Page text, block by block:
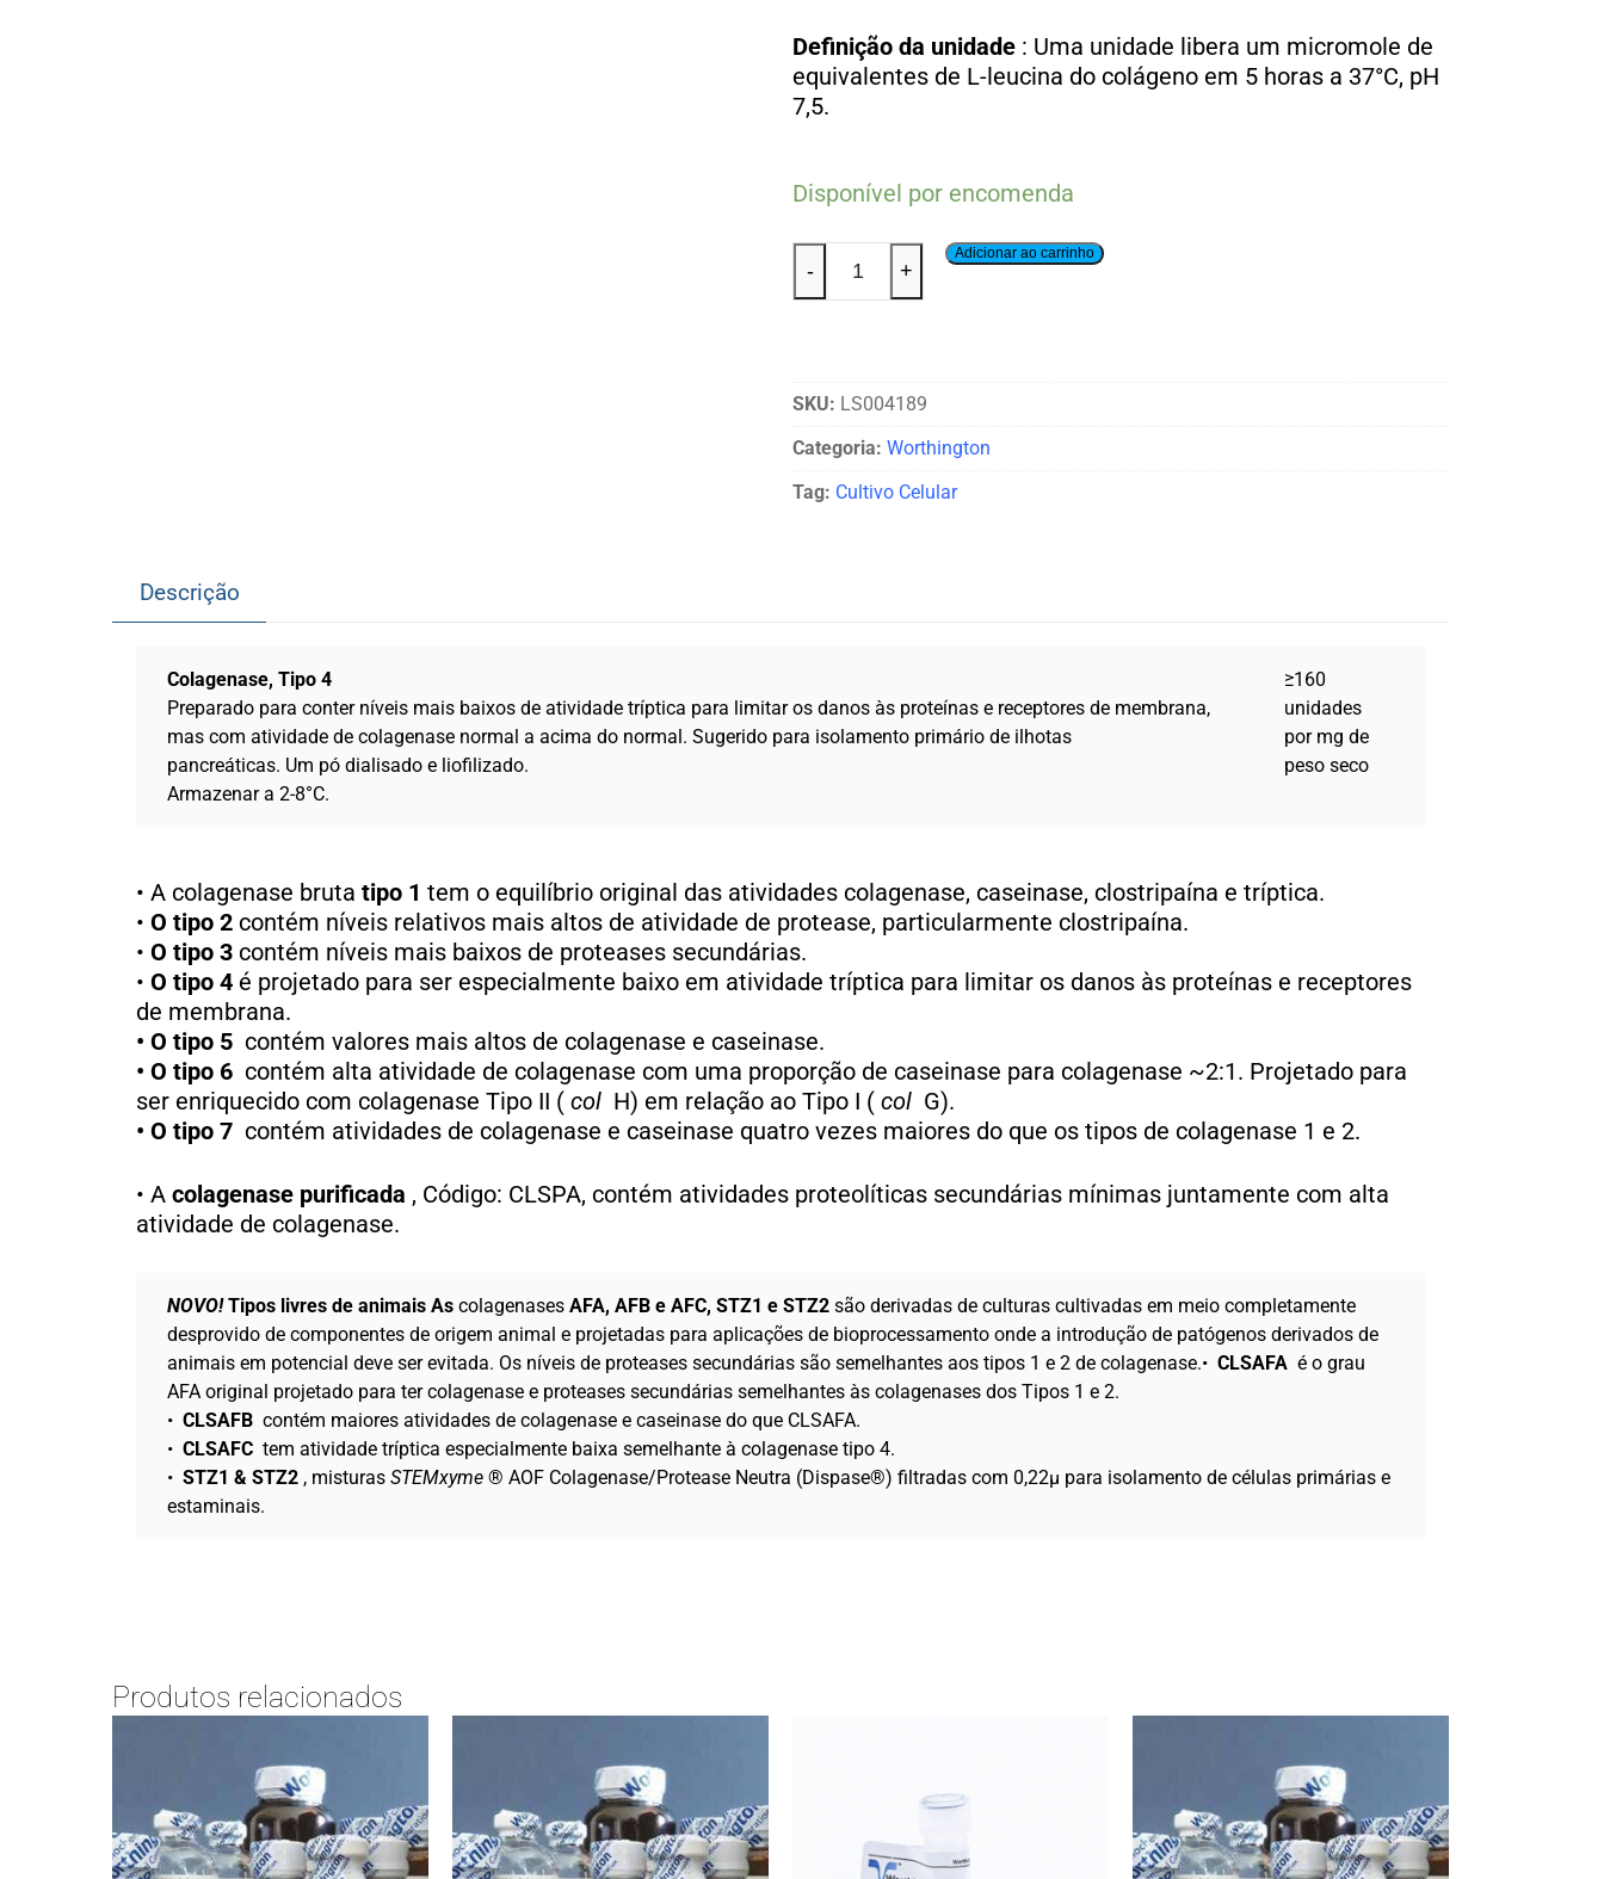
Definição da unidade : Uma unidade libera um micromole de
equivalentes de L-leucina do colágeno em 5 horas a 37°C, pH
7,5.
Disponível por encomenda
- +
Adicionar ao carrinho
SKU: LS004189
Categoria: Worthington
Tag: Cultivo Celular
Descrição
Colagenase, Tipo 4
Preparado para conter níveis mais baixos de atividade tríptica para limitar os danos às proteínas e receptores de membrana,
mas com atividade de colagenase normal a acima do normal. Sugerido para isolamento primário de ilhotas
pancreáticas. Um pó dialisado e liofilizado.
Armazenar a 2-8°C.
≥160
unidades
por mg de
peso seco
• A colagenase bruta tipo 1 tem o equilíbrio original das atividades colagenase, caseinase, clostripaína e tríptica.
• O tipo 2 contém níveis relativos mais altos de atividade de protease, particularmente clostripaína.
• O tipo 3 contém níveis mais baixos de proteases secundárias.
• O tipo 4 é projetado para ser especialmente baixo em atividade tríptica para limitar os danos às proteínas e receptores
de membrana.
• O tipo 5 contém valores mais altos de colagenase e caseinase.
• O tipo 6 contém alta atividade de colagenase com uma proporção de caseinase para colagenase ~2:1. Projetado para
ser enriquecido com colagenase Tipo II ( col H) em relação ao Tipo I ( col G).
• O tipo 7 contém atividades de colagenase e caseinase quatro vezes maiores do que os tipos de colagenase 1 e 2.
• A colagenase purificada , Código: CLSPA, contém atividades proteolíticas secundárias mínimas juntamente com alta
atividade de colagenase.
NOVO!Tipos livres de animais As colagenases AFA, AFB e AFC, STZ1 e STZ2 são derivadas de culturas cultivadas em meio completamente
desprovido de componentes de origem animal e projetadas para aplicações de bioprocessamento onde a introdução de patógenos derivados de
animais em potencial deve ser evitada. Os níveis de proteases secundárias são semelhantes aos tipos 1 e 2 de colagenase.•CLSAFA é o grau
AFA original projetado para ter colagenase e proteases secundárias semelhantes às colagenases dos Tipos 1 e 2.
•CLSAFB contém maiores atividades de colagenase e caseinase do que CLSAFA.
•CLSAFC tem atividade tríptica especialmente baixa semelhante à colagenase tipo 4.
•STZ1 & STZ2 , misturasSTEMxyme ® AOF Colagenase/Protease Neutra (Dispase®) filtradas com 0,22μ para isolamento de células primárias e
estaminais.
Produtos relacionados